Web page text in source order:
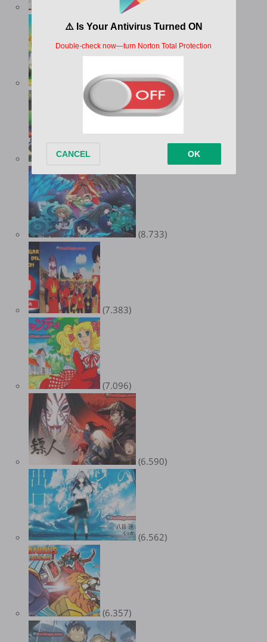
(10.347)
(9.547)
(8.733)
(7.383)
(7.096)
(6.590)
(6.562)
(6.357)